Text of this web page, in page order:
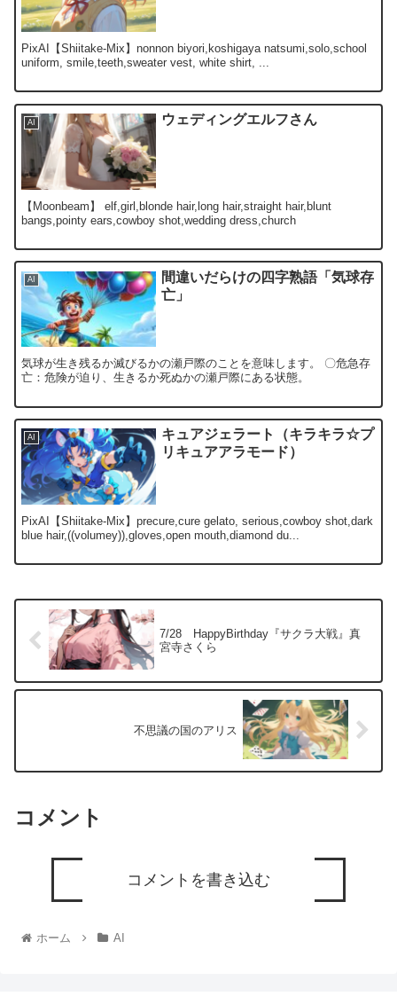
PixAI【Shiitake-Mix】nonnon biyori,koshigaya natsumi,solo,school
uniform, smile,teeth,sweater vest, white shirt, ...
AI ウェディングエルフさん
【Moonbeam】 elf,girl,blonde hair,long hair,straight hair,blunt
bangs,pointy ears,cowboy shot,wedding dress,church
AI
間違いだらけの四字熟語「気球存
亡」
気球が生き残るか滅びるかの瀬戸際のことを意味します。 〇危急存
亡：危険が迫り、生きるか死ぬかの瀬戸際にある状態。
AI
キュアジェラート（キラキラ☆プ
リキュアアラモード）
PixAI【Shiitake-Mix】precure,cure gelato, serious,cowboy shot,dark
blue hair,((volumey)),gloves,open mouth,diamond du...
7/28 HappyBirthday『サクラ大戦』真
宮寺さくら
不思議の国のアリス
コメント
コメントを書き込む
ホーム AI